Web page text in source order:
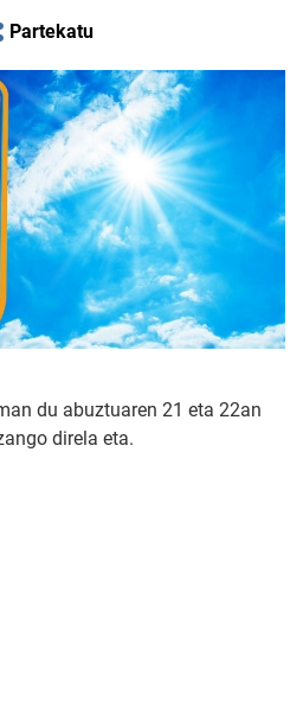
Partekatu
du abuztuaren 21 eta 22an
direla eta.